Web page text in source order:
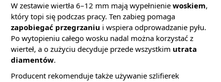
W zestawie wiertła 6–12 mm mają wypełnienie woskiem,
który topi się podczas pracy. Ten zabieg pomaga
zapobiegać przegrzaniu i wspiera odprowadzanie pyłu.
Po wytopieniu całego wosku nadal można korzystać z
wierteł, a o zużyciu decyduje przede wszystkim utrata
diamentów.
Producent rekomenduje także używanie szlifierek